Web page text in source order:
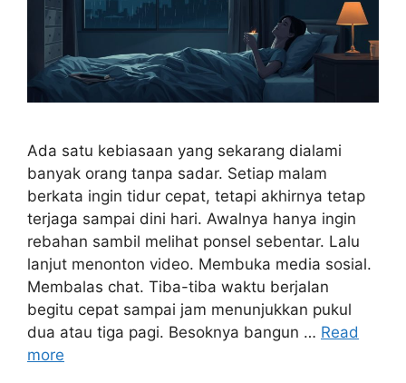
Ada satu kebiasaan yang sekarang dialami
banyak orang tanpa sadar. Setiap malam
berkata ingin tidur cepat, tetapi akhirnya tetap
terjaga sampai dini hari. Awalnya hanya ingin
rebahan sambil melihat ponsel sebentar. Lalu
lanjut menonton video. Membuka media sosial.
Membalas chat. Tiba-tiba waktu berjalan
begitu cepat sampai jam menunjukkan pukul
dua atau tiga pagi. Besoknya bangun … Read
more